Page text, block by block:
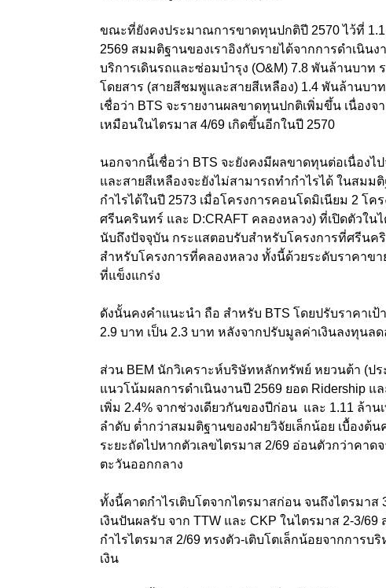
ขณะที่ยังคงประมาณการขาดทุนปกติปี 2570 ไว้ที่
2569 สมมติฐานของเราอิงกับรายได้จากการดำเนิน
บริการเดินรถและซ่อมบำรุง (O&M) 7.8 พันล้านบาท
โดยสาร (สายสีชมพูและสายสีเหลือง) 1.4 พันล้านบา
เชื่อว่า BTS จะรายงานผลขาดทุนปกติเพิ่มขึ้น เนื่อง
เหมือนในไตรมาส 4/69 เกิดขึ้นอีกในปี 2570
นอกจากนี้เชื่อว่า BTS จะยังคงมีผลขาดทุนต่อเนื่อง
และสายสีเหลืองจะยังไม่สามารถทำกำไรได้ ในสม
กำไรได้ในปี 2573 เมื่อโครงการคอนโดมิเนียม 2 โ
ศรีนครินทร์ และ D:CRAFT คลองหลวง) ที่เปิดตัวใน
นับถึงปัจจุบัน กระแสตอบรับสำหรับโครงการที่ศรีน
สำหรับโครงการที่คลองหลวง ทั้งนี้ด้วยระดับราคาข
ที่แข็งแกร่ง
ดังนั้นคงคำแนะนำ ถือ สำหรับ BTS โดยปรับราคาเ
2.9 บาท เป็น 2.3 บาท หลังจากปรับมูลค่าเงินลงทุนลด
ส่วน BEM นักวิเคราะห์บริษัทหลักทรัพย์ หยวนต้า (ปร
แนวโน้มผลการดำเนินงานปี 2569 ยอด Ridership แ
เพิ่ม 2.4% จากช่วงเดียวกันของปีก่อน และ 1.11 ล้า
ลำดับ ต่ำกว่าสมมติฐานของฝ่ายวิจัยเล็กน้อย เบื้อง
ระยะถัดไปหากตัวเลขไตรมาส 2/69 อ่อนตัวกว่าคาด
ตะวันออกกลาง
ทั้งนี้คาดกำไรเติบโตจากไตรมาสก่อน จนถึงไตรมา
เงินปันผลรับ จาก TTW และ CKP ในไตรมาส 2-3/
กำไรไตรมาส 2/69 ทรงตัว-เติบโตเล็กน้อยจากการ
เงิน